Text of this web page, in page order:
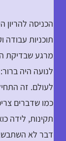
הכניסה
תוכניות עבודה
מרגע שבדיקת
לנועה היה
לעולם. זה
כמו שדברים
תקינות, לידה
דבר לא השתבש.